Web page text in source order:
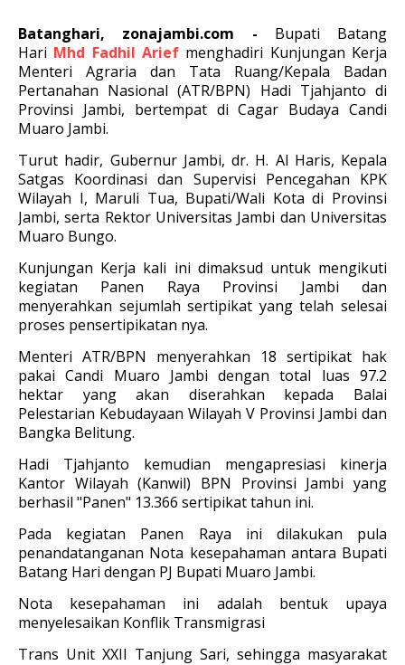
Batanghari, zonajambi.com - Bupati Batang
Hari Mhd Fadhil Arief menghadiri Kunjungan Kerja
Menteri Agraria dan Tata Ruang/Kepala Badan
Pertanahan Nasional (ATR/BPN) Hadi Tjahjanto di
Provinsi Jambi, bertempat di Cagar Budaya Candi
Muaro Jambi.
Turut hadir, Gubernur Jambi, dr. H. Al Haris, Kepala
Satgas Koordinasi dan Supervisi Pencegahan KPK
Wilayah I, Maruli Tua, Bupati/Wali Kota di Provinsi
Jambi, serta Rektor Universitas Jambi dan Universitas
Muaro Bungo.
Kunjungan Kerja kali ini dimaksud untuk mengikuti
kegiatan Panen Raya Provinsi Jambi dan
menyerahkan sejumlah sertipikat yang telah selesai
proses pensertipikatan nya.
Menteri ATR/BPN menyerahkan 18 sertipikat hak
pakai Candi Muaro Jambi dengan total luas 97.2
hektar yang akan diserahkan kepada Balai
Pelestarian Kebudayaan Wilayah V Provinsi Jambi dan
Bangka Belitung.
Hadi Tjahjanto kemudian mengapresiasi kinerja
Kantor Wilayah (Kanwil) BPN Provinsi Jambi yang
berhasil "Panen" 13.366 sertipikat tahun ini.
Pada kegiatan Panen Raya ini dilakukan pula
penandatanganan Nota kesepahaman antara Bupati
Batang Hari dengan PJ Bupati Muaro Jambi.
Nota kesepahaman ini adalah bentuk upaya
menyelesaikan Konflik Transmigrasi
Trans Unit XXII Tanjung Sari, sehingga masyarakat